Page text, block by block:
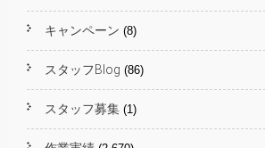
キャンペーン (8)
スタッフBlog (86)
スタッフ募集 (1)